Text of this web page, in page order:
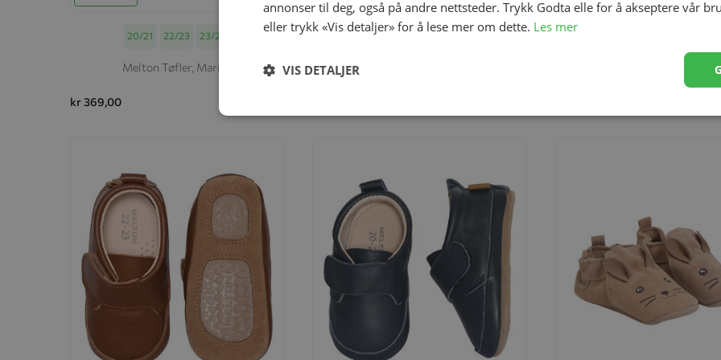
Størrelse
20/21 22/23 23/24
Melton Tøfler, Marine
kr 369,00
Størrelse
20/21
Melton Skinntøfler, Owl Biscuit Melton Lux Skinntøfler,
annonser til deg, også på andre nettsteder. Trykk Godta elle for å akseptere vår
eller trykk «Vis detaljer» for å lese mer om dette. Les mer
VIS DETALJER